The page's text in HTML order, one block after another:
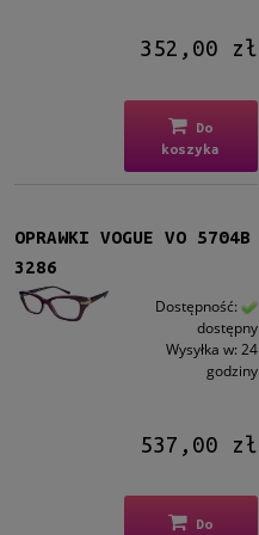
352,00 zł
Do
koszyka
OPRAWKI VOGUE VO 5704B
3286
Dostępność:
dostępny
Wysyłka w: 24
godziny
537,00 zł
Do